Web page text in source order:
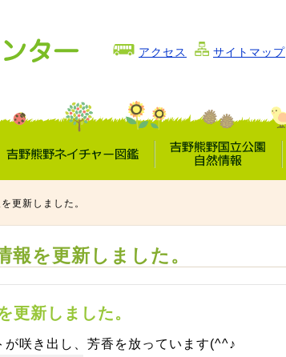
アクセス サイトマップ
吉野熊野
吉野熊野国立公園
更新しました。
報を更新しました。
更新しました。
咲き出し、芳香を放っています(^^♪